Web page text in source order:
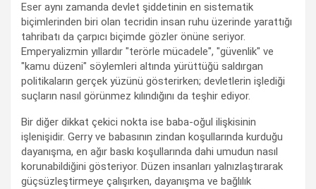
Eser aynı zamanda devlet şiddetinin en sistematik
biçimlerinden biri olan tecridin insan ruhu üzerinde yarattığı
tahribatı da çarpıcı biçimde gözler önüne seriyor.
Emperyalizmin yıllardır "terörle mücadele", "güvenlik" ve
"kamu düzeni" söylemleri altında yürüttüğü saldırgan
politikaların gerçek yüzünü gösterirken; devletlerin işlediği
suçların nasıl görünmez kılındığını da teşhir ediyor.
Bir diğer dikkat çekici nokta ise baba-oğul ilişkisinin
işlenişidir. Gerry ve babasının zindan koşullarında kurduğu
dayanışma, en ağır baskı koşullarında dahi umudun nasıl
korunabildiğini gösteriyor. Düzen insanları yalnızlaştırarak
güçsüzleştirmeye çalışırken, dayanışma ve bağlılık